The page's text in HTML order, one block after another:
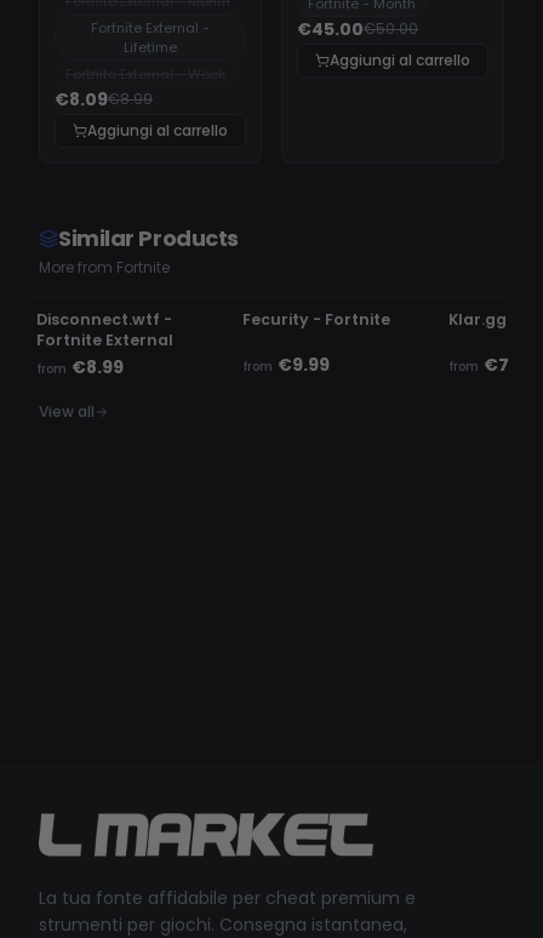
Fortnite External -
Lifetime
€8.09€8.99
Aggiungi al carrello
€45.00€50.00
Aggiungi al carrello
Similar Products
More from Fortnite
USE AT OWN RISK
Disconnect.wtf -
Fortnite External
from €8.99
Fecurity - Fortnite
from €9.99
Klar.gg -
from €7.99
View all
La tua fonte affidabile per cheat premium e
strumenti per giochi. Consegna istantanea,